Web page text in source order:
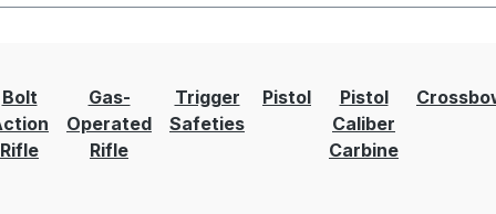
Bolt
Rifle
Gas-
Operated
Rifle
Trigger
Safeties
Pistol
Pistol
Caliber
Carbine